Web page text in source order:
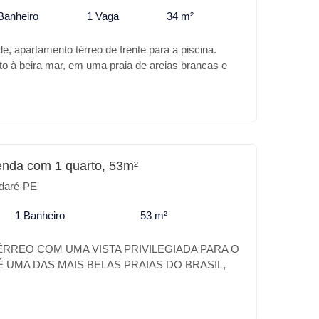
1 Vaga 34 m²
apartamento térreo de frente para a piscina.
à beira mar, em uma praia de areias brancas e
de Carneiros. A Carneiros Prime Imobiliária
Gourmet * Salão de jogos * Churrasqueira *
Para o seu lazer ou para investimento a
melhor lugar.
com 1 quarto, 53m²
PE
1 Banheiro 53 m²
COM UMA VISTA PRIVILEGIADA PARA O
UMA DAS MAIS BELAS PRAIAS DO BRASIL,
CARNEIROS É UM VERDADEIRO